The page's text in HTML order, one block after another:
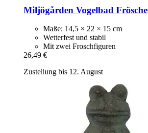
Miljögården Vogelbad Frösche
Maße: 14,5 × 22 × 15 cm
Wetterfest und stabil
Mit zwei Froschfiguren
26,49 €
Zustellung bis 12. August